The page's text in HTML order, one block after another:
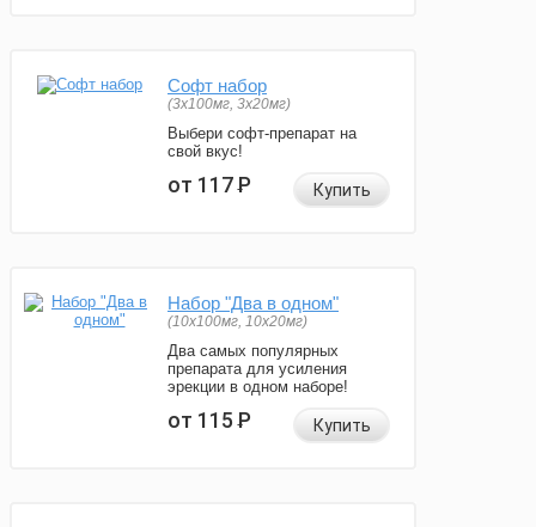
Софт набор
(3x100мг, 3x20мг)
Выбери софт-препарат на
свой вкус!
от 117Р Купить
Набор "Два в одном"
(10x100мг, 10x20мг)
Два самых популярных
препарата для усиления
эрекции в одном наборе!
от 115Р Купить